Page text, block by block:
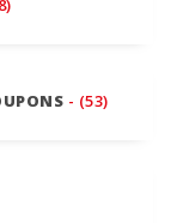
- (53)